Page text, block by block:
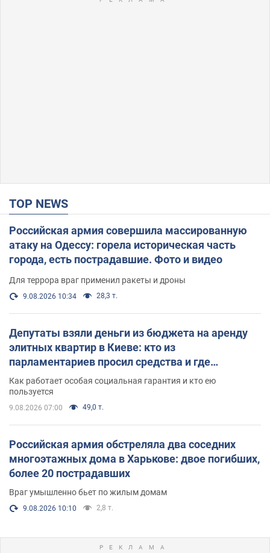
TOP NEWS
Российская армия совершила массированную
атаку на Одессу: горела историческая часть
города, есть пострадавшие. Фото и видео
Для террора враг применил ракеты и дроны
9.08.2026 10:34 28,3 т.
Депутаты взяли деньги из бюджета на аренду
элитных квартир в Киеве: кто из
парламентариев просил средства и где
поселился
Как работает особая социальная гарантия и кто ею
пользуется
9.08.2026 07:00 49,0 т.
Российская армия обстреляла два соседних
многоэтажных дома в Харькове: двое погибших,
более 20 пострадавших
Враг умышленно бьет по жилым домам
9.08.2026 10:10 2,8 т.